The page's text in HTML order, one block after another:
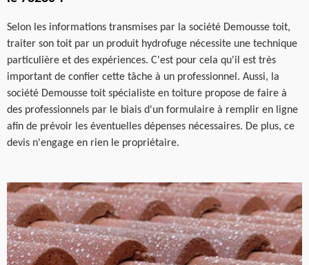
Selon les informations transmises par la société Demousse toit,
traiter son toit par un produit hydrofuge nécessite une technique
particulière et des expériences. C'est pour cela qu'il est très
important de confier cette tâche à un professionnel. Aussi, la
société Demousse toit spécialiste en toiture propose de faire à
des professionnels par le biais d'un formulaire à remplir en ligne
afin de prévoir les éventuelles dépenses nécessaires. De plus, ce
devis n'engage en rien le propriétaire.